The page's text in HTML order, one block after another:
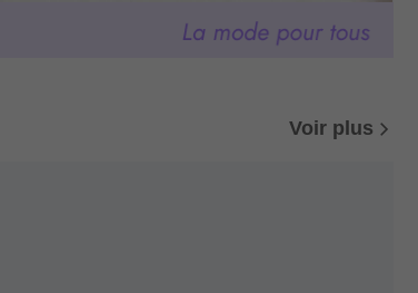
Voir plus